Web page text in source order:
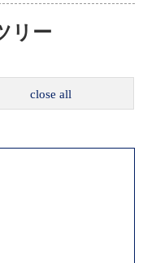
リー
close all